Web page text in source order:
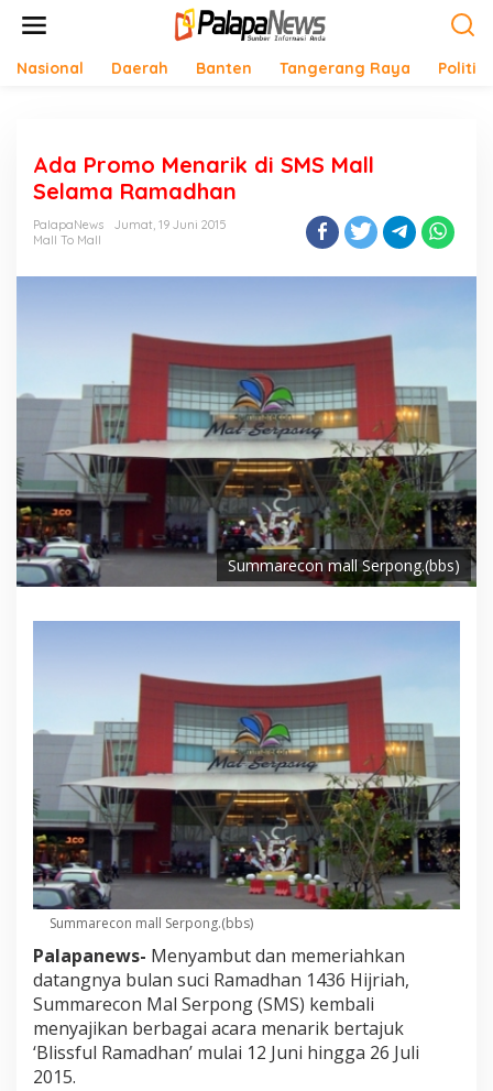
Nasional Daerah Banten Tangerang Raya Politik
Ada Promo Menarik di SMS Mall
Selama Ramadhan
PalapaNews
Jumat, 19 Juni 2015
Mall To Mall
Summarecon mall Serpong.(bbs)
Summarecon mall Serpong.(bbs)
Palapanews- Menyambut dan memeriahkan
datangnya bulan suci Ramadhan 1436 Hijriah,
Summarecon Mal Serpong (SMS) kembali
menyajikan berbagai acara menarik bertajuk
‘Blissful Ramadhan’ mulai 12 Juni hingga 26 Juli
2015.